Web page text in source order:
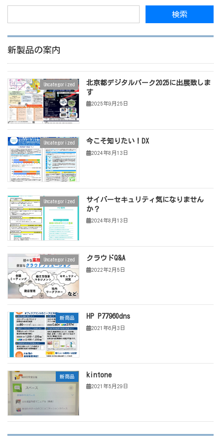
新製品の案内
Uncategorized
北京都デジタルパーク2025に出展致しま
す
2025年9月25日
Uncategorized 今こそ知りたい！DX
2024年8月13日
Uncategorized
サイバーセキュリティ気になりません
か？
2024年8月13日
Uncategorized クラウドQ&A
2022年2月5日
新商品 HP P77960dns
2021年6月3日
新商品 kintone
2021年5月29日